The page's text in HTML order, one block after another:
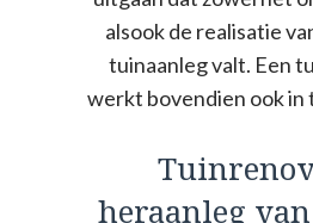
alsook de realisatie
tuinaanleg valt. Een
werkt bovendien ook in
heraanleg